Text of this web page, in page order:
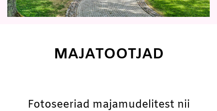
MAJATOOTJAD
Fotoseeriad majamudelitest nii